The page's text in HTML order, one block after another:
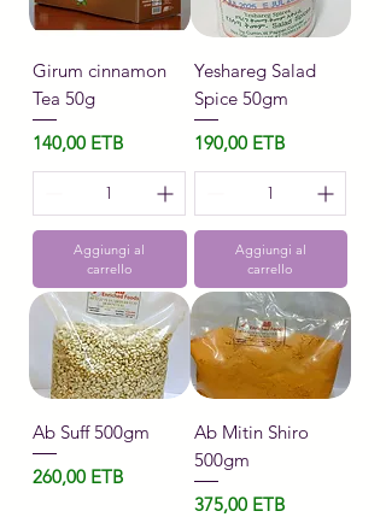
Girum cinnamon
Tea 50g
Prezzo
140,00 ETB
Aggiungi al
carrello
Yeshareg Salad
Spice 50gm
Prezzo
190,00 ETB
Aggiungi al
carrello
Ab Suff 500gm
Prezzo
260,00 ETB
Ab Mitin Shiro
500gm
Prezzo
375,00 ETB